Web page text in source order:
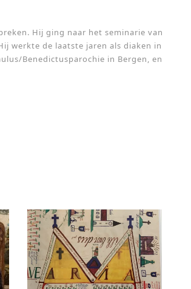
Hij ging naar het seminarie van
werkte de laatste jaren als diaken in
Benedictusparochie in Bergen, en